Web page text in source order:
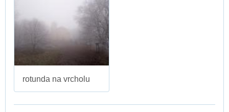
rotunda na vrcholu